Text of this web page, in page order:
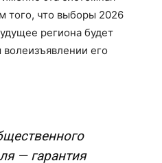
того, что выборы 2026
региона будет
его
— гарантия